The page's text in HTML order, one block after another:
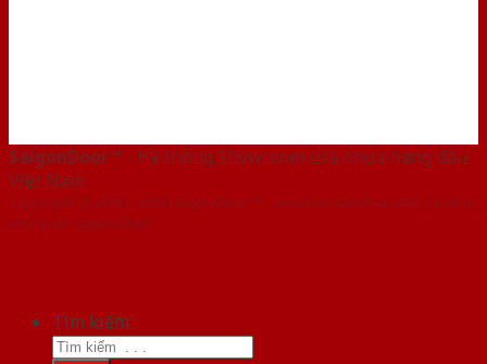
SaigonDoor™ - Hệ thống Showroom cửa nhựa hàng đầu
Việt Nam
Copyright ⓒ 2016 – 2026 SaigonDoor™ - www.bancuanhua.com | Đơn vị
chủ quản SaigonDoor
Tìm kiếm: